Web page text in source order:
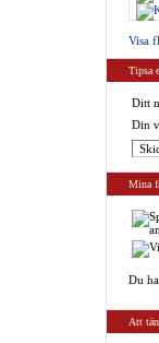
Visa
Tipsa
Ditt
Din
Mina
Du
Att